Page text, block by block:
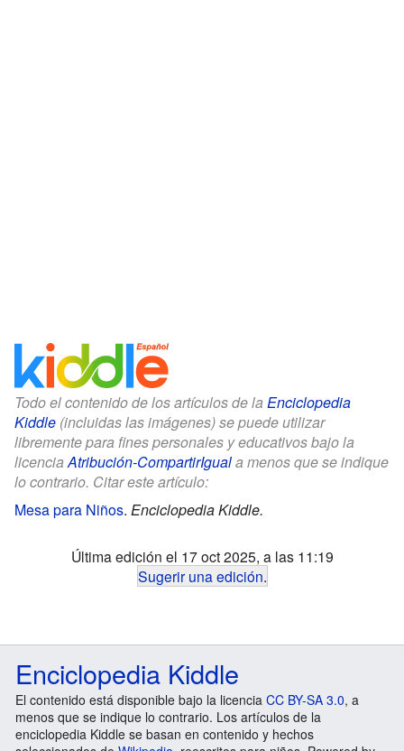
Todo el contenido de los artículos de la Enciclopedia
Kiddle (incluidas las imágenes) se puede utilizar
libremente para fines personales y educativos bajo la
licencia Atribución-CompartirIguala menos que se indique
lo contrario. Citar este artículo:
Mesa para Niños. Enciclopedia Kiddle.
Última edición el 17 oct 2025, a las 11:19
Sugerir una edición.
Enciclopedia Kiddle
El contenido está disponible bajo la licencia CC BY-SA 3.0, a
menos que se indique lo contrario. Los artículos de la
enciclopedia Kiddle se basan en contenido y hechos